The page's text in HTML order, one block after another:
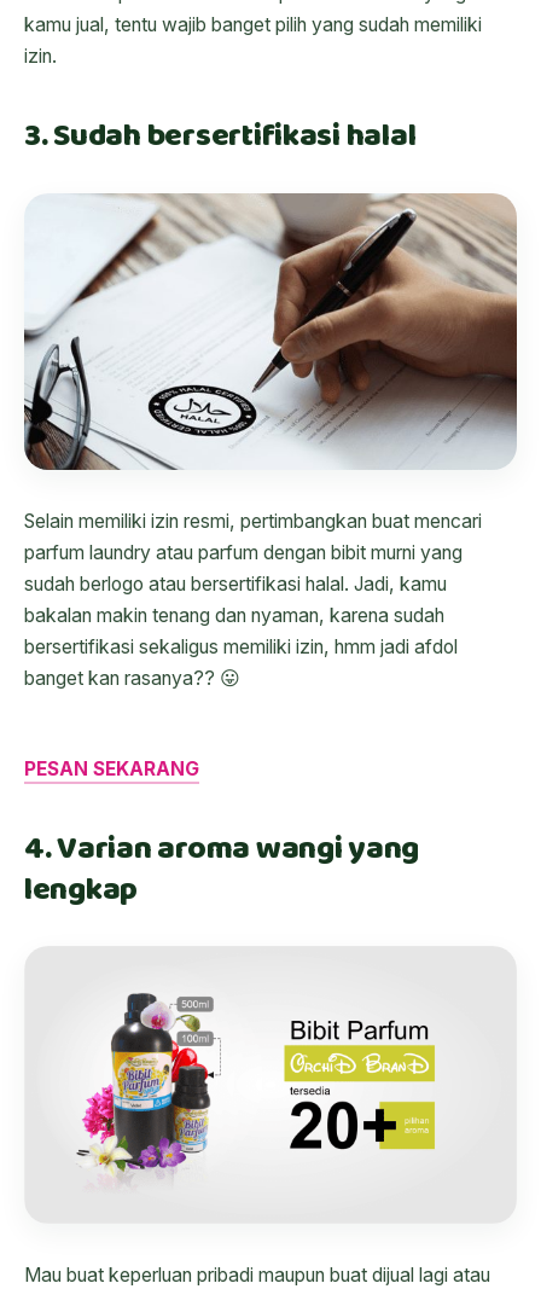
kamu jual, tentu wajib banget pilih yang sudah memiliki
izin.
3. Sudah bersertifikasi halal
Selain memiliki izin resmi, pertimbangkan buat mencari
parfum laundry atau parfum dengan bibit murni yang
sudah berlogo atau bersertifikasi halal. Jadi, kamu
bakalan makin tenang dan nyaman, karena sudah
bersertifikasi sekaligus memiliki izin, hmm jadi afdol
banget kan rasanya?? 😛
PESAN SEKARANG
4. Varian aroma wangi yang
lengkap
Mau buat keperluan pribadi maupun buat dijual lagi atau